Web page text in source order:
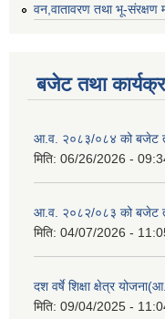
वन,वातावरण तथा भू-संरक्षण
बजेट तथा
आ.व. २०८३/०८४ को बजेट
मिति: 06/26/2026 -
आ.व. २०८२/०८३ को बजेट
मिति: 04/07/2026 -
दश वर्षे शिक्षा क्षेत्र
मिति: 09/04/2025 -